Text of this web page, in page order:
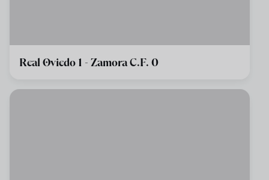
Real Oviedo 1 - Zamora C.F. 0